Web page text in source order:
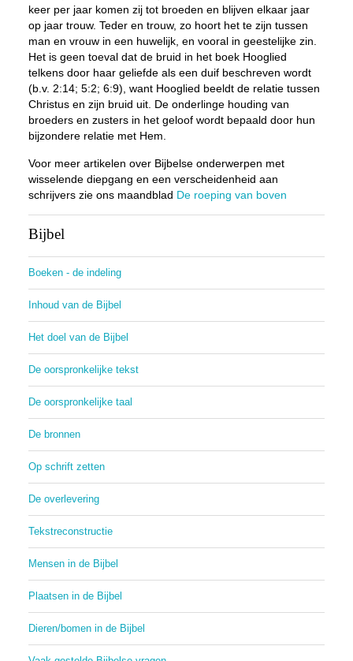
keer per jaar komen zij tot broeden en blijven elkaar jaar
op jaar trouw. Teder en trouw, zo hoort het te zijn tussen
man en vrouw in een huwelijk, en vooral in geestelijke zin.
Het is geen toeval dat de bruid in het boek Hooglied
telkens door haar geliefde als een duif beschreven wordt
(b.v. 2:14; 5:2; 6:9), want Hooglied beeldt de relatie tussen
Christus en zijn bruid uit. De onderlinge houding van
broeders en zusters in het geloof wordt bepaald door hun
bijzondere relatie met Hem.
Voor meer artikelen over Bijbelse onderwerpen met
wisselende diepgang en een verscheidenheid aan
schrijvers zie ons maandblad De roeping van boven
Bijbel
Boeken - de indeling
Inhoud van de Bijbel
Het doel van de Bijbel
De oorspronkelijke tekst
De oorspronkelijke taal
De bronnen
Op schrift zetten
De overlevering
Tekstreconstructie
Mensen in de Bijbel
Plaatsen in de Bijbel
Dieren/bomen in de Bijbel